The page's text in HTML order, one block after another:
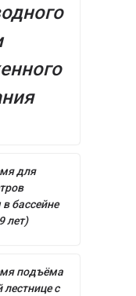
для
бассейне
лет)
подъёма
с